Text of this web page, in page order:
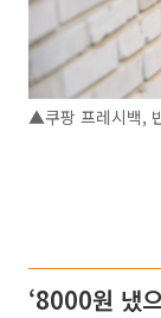
▲쿠팡 프레시백,
‘8000원 냈